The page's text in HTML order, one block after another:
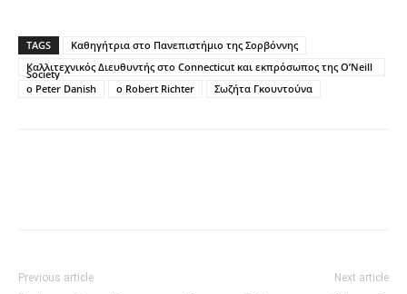
TAGS
Καθηγήτρια στο Πανεπιστήμιο της Σορβόννης
Καλλιτεχνικός Διευθυντής στο Connecticut και εκπρόσωπος της O’Neill
Society
ο Peter Danish
ο Robert Richter Σωζήτα Γκουντούνα
Previous article Next article